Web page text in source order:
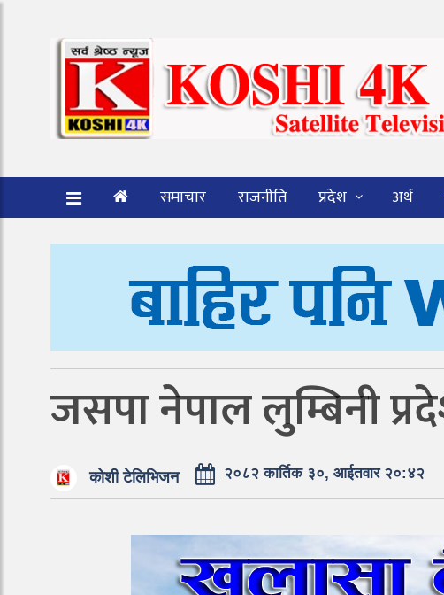
समाचार राजनीति प्रदेश अर्थ
जसपा नेपाल लुम्बिनी
कोशी टेलिभिजन २०८२ कार्तिक ३०, आईतवार २०:४२